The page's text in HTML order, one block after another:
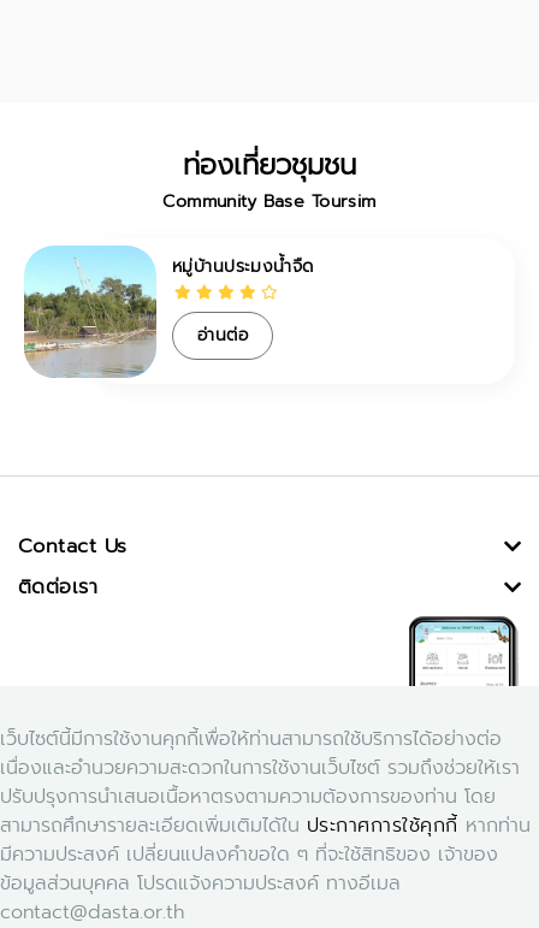
ท่องเที่ยวชุมชน
Community Base Toursim
หมู่บ้านประมงน้ำจืด
อ่านต่อ
เว็บไซต์นี้มีการใช้งานคุกกี้เพื่อให้ท่านสามารถใช้บริการได้อย่างต่อ
เนื่องและอำนวยความสะดวกในการใช้งานเว็บไซต์ รวมถึงช่วยให้เรา
ปรับปรุงการนำเสนอเนื้อหาตรงตามความต้องการของท่าน โดย
สามารถศึกษารายละเอียดเพิ่มเติมได้ใน ประกาศการใช้คุกกี้ หากท่าน
มีความประสงค์ เปลี่ยนแปลงคำขอใด ๆ ที่จะใช้สิทธิของ เจ้าของ
ข้อมูลส่วนบุคคล โปรดแจ้งความประสงค์ ทางอีเมล
contact@dasta.or.th
Contact Us
ติดต่อเรา
Download Application Smart Dasta